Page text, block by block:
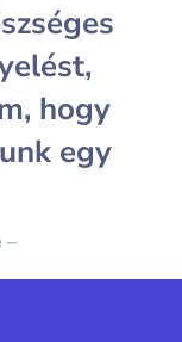
hogy
egy
–